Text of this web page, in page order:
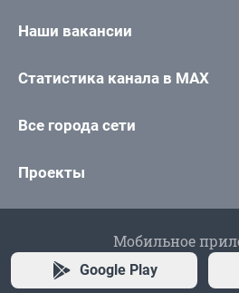
Наши вакансии
Статистика канала в MAX
Все города сети
Проекты
Мобильное
Google Play